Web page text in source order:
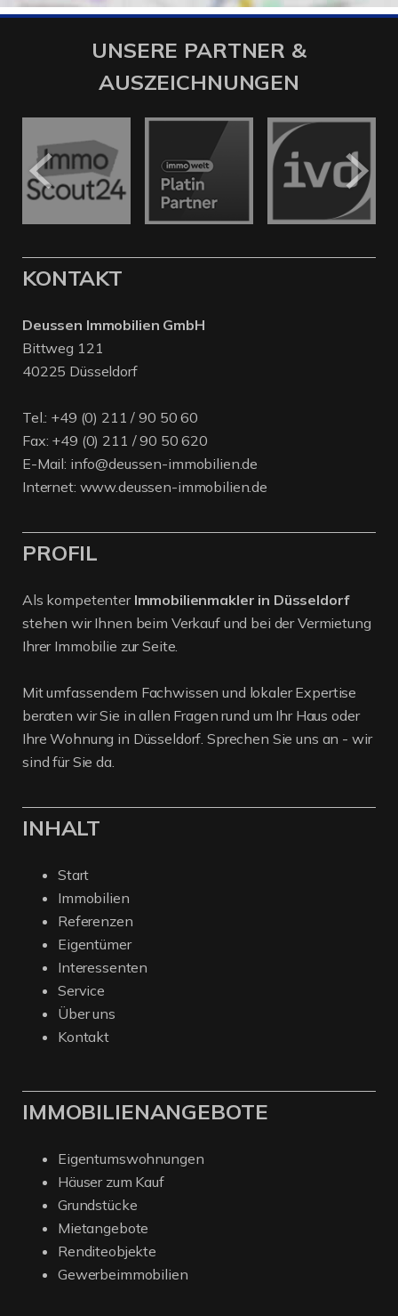
UNSERE PARTNER &
AUSZEICHNUNGEN
KONTAKT
Deussen Immobilien GmbH
Bittweg 121
40225 Düsseldorf
Tel.: +49 (0) 211 / 90 50 60
Fax: +49 (0) 211 / 90 50 620
E-Mail: info@deussen-immobilien.de
Internet: www.deussen-immobilien.de
PROFIL
Als kompetenter Immobilienmakler in Düsseldorf
stehen wir Ihnen beim Verkauf und bei der Vermietung
Ihrer Immobilie zur Seite.
Mit umfassendem Fachwissen und lokaler Expertise
beraten wir Sie in allen Fragen rund um Ihr Haus oder
Ihre Wohnung in Düsseldorf. Sprechen Sie uns an - wir
sind für Sie da.
INHALT
Start
Immobilien
Referenzen
Eigentümer
Interessenten
Service
Über uns
Kontakt
IMMOBILIENANGEBOTE
Eigentumswohnungen
Häuser zum Kauf
Grundstücke
Mietangebote
Renditeobjekte
Gewerbeimmobilien